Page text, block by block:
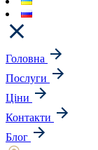
Головна
Послуги
Ціни
Контакти
Блог